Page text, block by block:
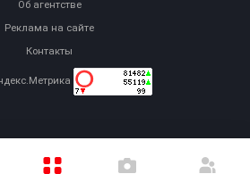
Об агентстве
Реклама на сайте
Контакты